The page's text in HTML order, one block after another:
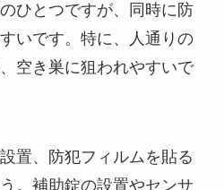
ひとつですが、同時に防
いです。特に、人通りの
空き巣に狙われやすいで
置、防犯フィルムを貼る
。補助錠の設置やセンサ